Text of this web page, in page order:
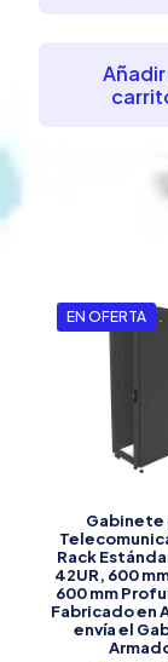
Añadir
EN OFERTA
Gabinete
Rack
42UR, 600
600 mm
Fabricado en
envía el